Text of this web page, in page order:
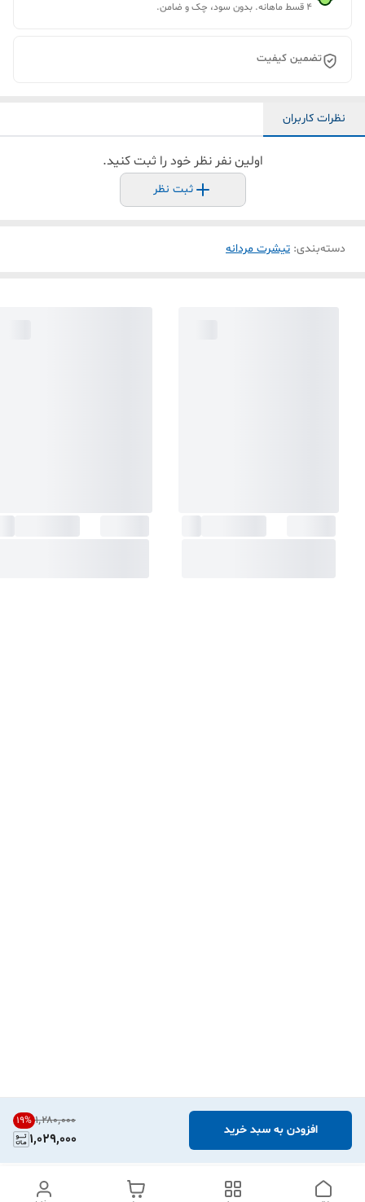
۴ قسط ماهانه. بدون سود، چک و ضامن.
تضمین کیفیت
۱٬۲۸۰٬۰۰۰ 19%
1,029,000
افزودن به سبد خرید
نظرات کاربران
اولین نفر نظر خود را ثبت کنید.
ثبت نظر
دسته‌بندی: تیشرت مردانه